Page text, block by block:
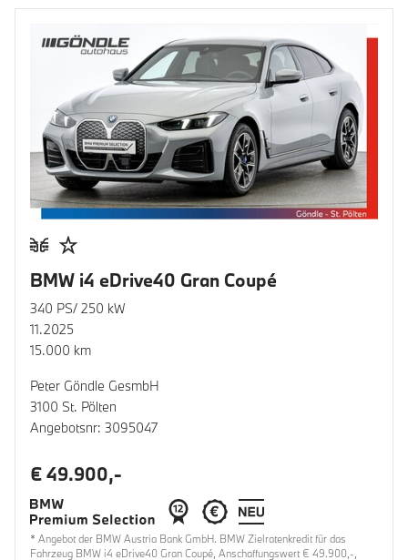
BMW i4 eDrive40 Gran Coupé
340 PS/ 250 kW
11.2025
15.000 km
Peter Göndle GesmbH
3100 St. Pölten
Angebotsnr: 3095047
€ 49.900,-
* Angebot der BMW Austria Bank GmbH. BMW Zielratenkredit für das
Fahrzeug BMW i4 eDrive40 Gran Coupé, Anschaffungswert € 49.900,-,